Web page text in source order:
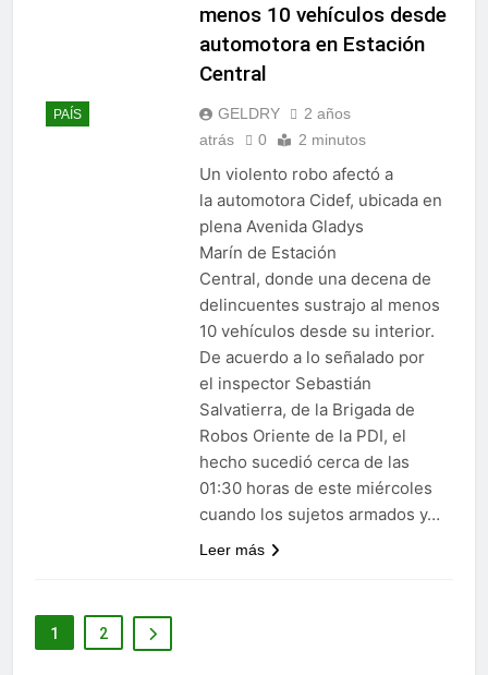
PAÍS
menos 10 vehículos desde
automotora en Estación
Central
GELDRY
2 años
atrás
0 2 minutos
Un violento robo afectó a
la automotora Cidef, ubicada en
plena Avenida Gladys
Marín de Estación
Central, donde una decena de
delincuentes sustrajo al menos
10 vehículos desde su interior.
De acuerdo a lo señalado por
el inspector Sebastián
Salvatierra, de la Brigada de
Robos Oriente de la PDI, el
hecho sucedió cerca de las
01:30 horas de este miércoles
cuando los sujetos armados y…
Leer más
1 2